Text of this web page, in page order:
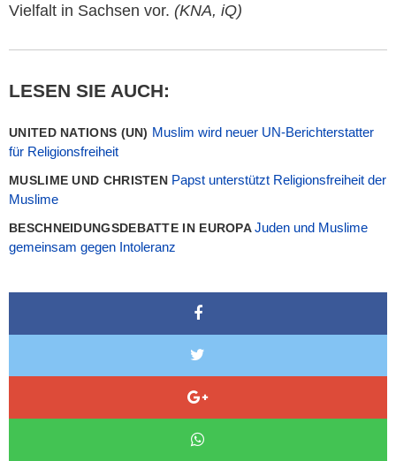
Vielfalt in Sachsen vor. (KNA, iQ)
LESEN SIE AUCH:
UNITED NATIONS (UN) Muslim wird neuer UN-Berichterstatter
für Religionsfreiheit
MUSLIME UND CHRISTEN Papst unterstützt Religionsfreiheit der
Muslime
BESCHNEIDUNGSDEBATTE IN EUROPAJuden und Muslime
gemeinsam gegen Intoleranz